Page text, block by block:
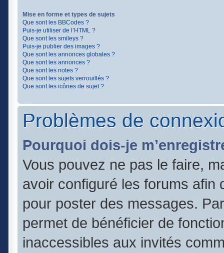
Mise en forme et types de sujets
Que sont les BBCodes ?
Puis-je utiliser de l’HTML ?
Que sont les smileys ?
Puis-je publier des images ?
Que sont les annonces globales ?
Que sont les annonces ?
Que sont les notes ?
Que sont les sujets verrouillés ?
Que sont les icônes de sujet ?
Problèmes de
Pourquoi dois-je
Vous pouvez ne pas le faire,
avoir configuré les forums afin
pour poster des messages.
permet de bénéficier de
inaccessibles aux invités